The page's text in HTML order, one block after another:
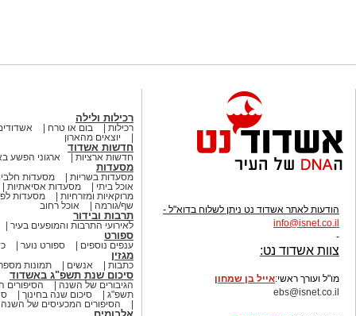
הודעות לאתר אשדוד נט ניתן לשלוח בדוא"ל -
info@isnet.co.i
-
צוות אשדוד נט:
מו"ל ועורך ראשי:אייל בן שמחון
ebs@isnet.co.il
רכילות ולילה
רכילות בום או טרח
יוצאים מהארון
חדשות אשדוד
חדשות ארציות ארגוני הפשע
מסעדות
מסעדות בשריות
מסעדות
אוכל ביתי
מסעדות אסיאתיות
מרוקאיות ומזרחיות
מסעדות
שף/גורמה
אוכל רחוב
תרבות ובידור
לאירועי התרבות והמופעים בעיר
ספורט
ענפים נוספים ספורט נוער
מגזין
כתבות אנשים תמונות
סיכום שנת תשפ"ג באשדוד
הגיבורים של השנה
תשפ"ג
סיכום שנה בחינוך
הסיפורים המכעיסים של השנה